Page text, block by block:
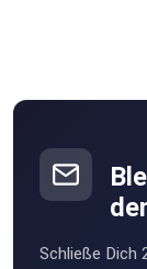
Schließe Dich